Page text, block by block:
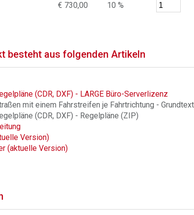
€ 730,00 10 %
besteht aus folgenden Artikeln
(CDR, DXF) - LARGE Büro-Serverlizenz
mit einem Fahrstreifen je Fahrtrichtung - Grundtext
(CDR, DXF) - Regelpläne (ZIP)
Version)
(aktuelle Version)